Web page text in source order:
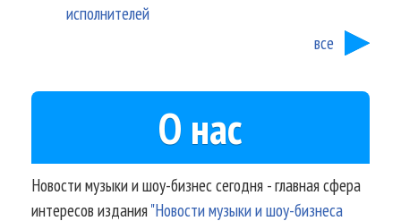
исполнителей
все
О нас
Новости музыки и шоу-бизнес сегодня - главная сфера
интересов издания"Новости музыки и шоу-бизнеса